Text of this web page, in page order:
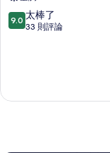
館
綠
9.0
分，
棒
9.0 太棒了
33 則評論